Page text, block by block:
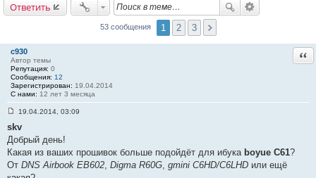
Ответить
53 сообщения 1 2 3
c930
Автор темы
Репутация: 0
Сообщения: 12
Зарегистрирован: 19.04.2014
С нами: 12 лет 3 месяца
о
б
щ
н
19.04.2014, 03:09
skv
Добрый день!
Какая из ваших прошивок больше подойдёт для ибука boyue C61?
От DNS Airbook EB602, Digma R60G, gmini С6HD/C6LHD или ещё